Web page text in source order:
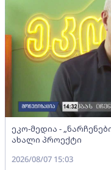
ეკო-მედია -
ახალი პროექტი
2026/08/07 15:03